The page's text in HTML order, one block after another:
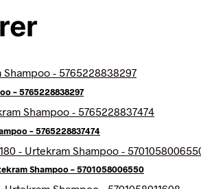
– 5765228838297
– 5765228837474
Shampoo – 5701058006550